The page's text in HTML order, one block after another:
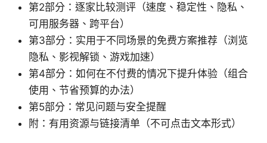
第2部分：逐家比较测评（速度、稳定性、隐私、
可用服务器、跨平台）
第3部分：实用于不同场景的免费方案推荐（浏览
隐私、影视解锁、游戏加速）
第4部分：如何在不付费的情况下提升体验（组合
使用、节省预算的办法）
第5部分：常见问题与安全提醒
附：有用资源与链接清单（不可点击文本形式）